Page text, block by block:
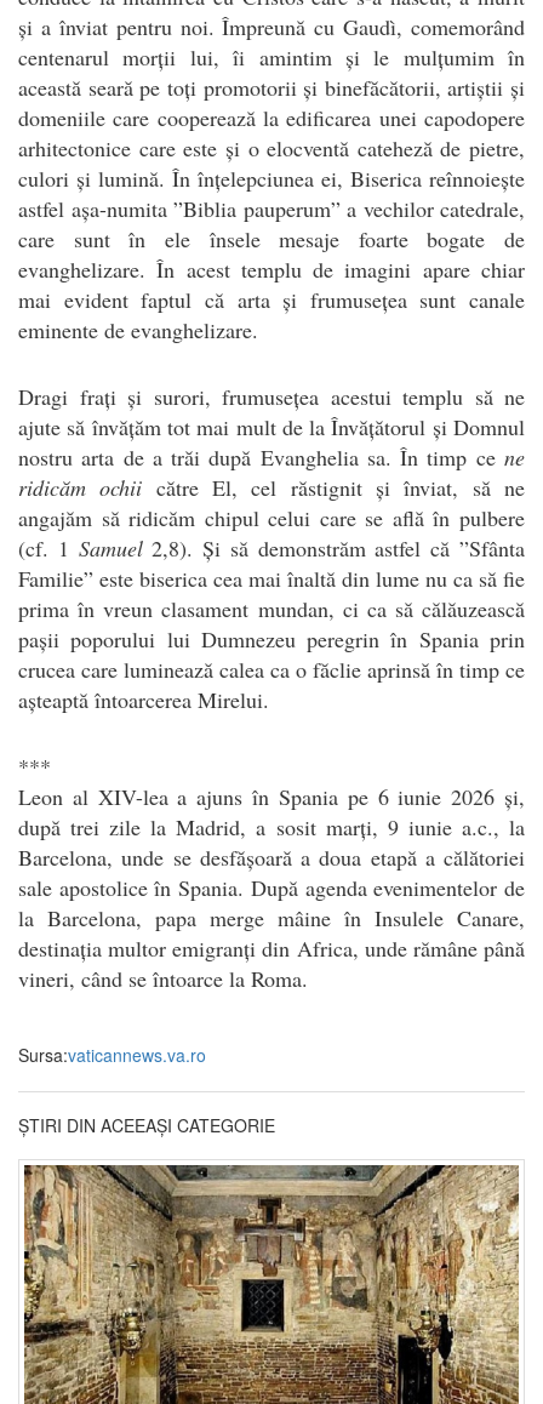
și a înviat pentru noi. Împreună cu Gaudì, comemorând
centenarul morții lui, îi amintim și le mulțumim în
această seară pe toți promotorii și binefăcătorii, artiștii și
domeniile care cooperează la edificarea unei capodopere
arhitectonice care este și o elocventă cateheză de pietre,
culori și lumină. În înțelepciunea ei, Biserica reînnoiește
astfel așa-numita ”Biblia pauperum” a vechilor catedrale,
care sunt în ele însele mesaje foarte bogate de
evanghelizare. În acest templu de imagini apare chiar
mai evident faptul că arta și frumusețea sunt canale
eminente de evanghelizare.
Dragi frați și surori, frumusețea acestui templu să ne
ajute să învățăm tot mai mult de la Învățătorul și Domnul
nostru arta de a trăi după Evanghelia sa. În timp ce ne
ridicăm ochii către El, cel răstignit și înviat, să ne
angajăm să ridicăm chipul celui care se află în pulbere
(cf. 1 Samuel2,8). Și să demonstrăm astfel că ”Sfânta
Familie” este biserica cea mai înaltă din lume nu ca să fie
prima în vreun clasament mundan, ci ca să călăuzească
pașii poporului lui Dumnezeu peregrin în Spania prin
crucea care luminează calea ca o făclie aprinsă în timp ce
așteaptă întoarcerea Mirelui.
***
Leon al XIV-lea a ajuns în Spania pe 6 iunie 2026 și,
după trei zile la Madrid, a sosit marți, 9 iunie a.c., la
Barcelona, unde se desfășoară a doua etapă a călătoriei
sale apostolice în Spania. După agenda evenimentelor de
la Barcelona, papa merge mâine în Insulele Canare,
destinația multor emigranți din Africa, unde rămâne până
vineri, când se întoarce la Roma.
Sursa:vaticannews.va.ro
ȘTIRI DIN ACEEAȘI CATEGORIE